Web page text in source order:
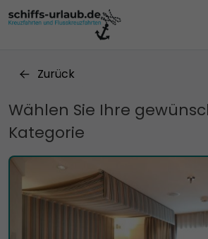
Zurück
Wählen Sie Ihre
Kategorie